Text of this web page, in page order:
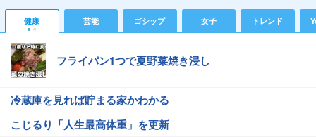
健康 芸能 ゴシップ 女子 トレンド
フライパン1つで夏野菜焼き浸し
冷蔵庫を見れば貯まる家かわかる
こじるり「人生最高体重」を更新